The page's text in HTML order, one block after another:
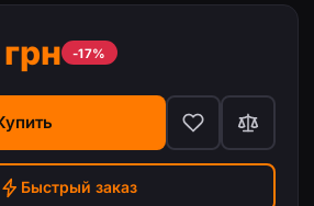
-17%
Быстрый заказ